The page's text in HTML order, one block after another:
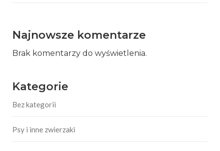
Najnowsze komentarze
Brak komentarzy do wyświetlenia.
Kategorie
Bez kategorii
Psy i inne zwierzaki